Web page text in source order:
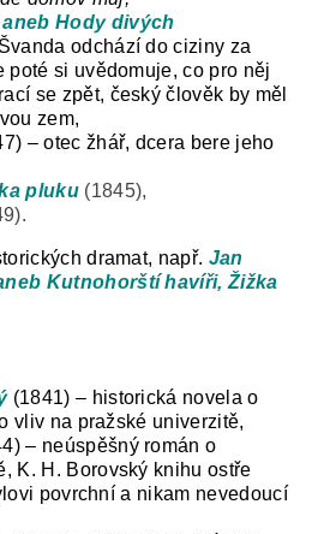
Hody divých
odchází do ciziny za
poté si uvědomuje, co pro něj
se zpět, český člověk by měl
zem,
– otec žhář, dcera bere jeho
pluku(1845),
dramat, např. Jan
Kutnohorští havíři, Žižka
(1841) – historická novela o
vliv na pražské univerzitě,
– neúspěšný román o
K. H. Borovský knihu ostře
povrchní a nikam nevedoucí